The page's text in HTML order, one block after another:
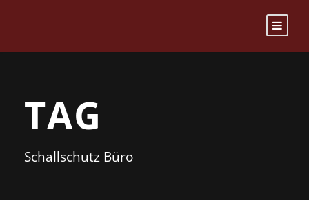
TAG
Schallschutz Büro